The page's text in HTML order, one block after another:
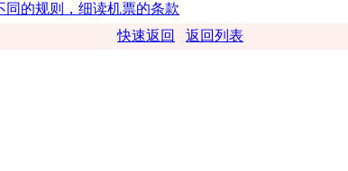
的规则，细读机票的条款
快速返回
返回列表